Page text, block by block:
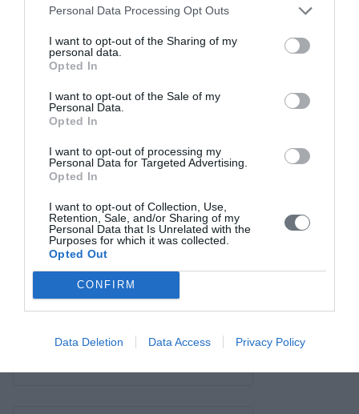
Personal Data Processing Opt Outs
I want to opt-out of the Sharing of my
personal data.
Opted In
I want to opt-out of the Sale of my
Personal Data.
Opted In
I want to opt-out of processing my
Personal Data for Targeted Advertising.
Opted In
I want to opt-out of Collection, Use,
Retention, Sale, and/or Sharing of my
Personal Data that Is Unrelated with the
Purposes for which it was collected.
Opted Out
CONFIRM
Data Deletion Data Access Privacy Policy
Σύνδεσμοι